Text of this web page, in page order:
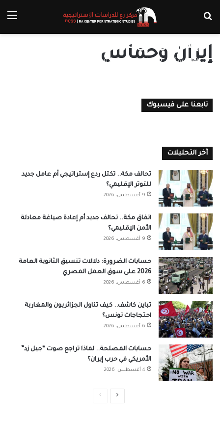
إيران وحماس
هل يتطور موقف إيران من حرب
إسرائيل على غزة؟
سارة أمين 0
تابعنا على فيسبوك
آخر التحليلات
تحالف مكة.. تكتل ردع إستراتيجي أم عامل جديد
للتوتر الإقليمي؟
9 أغسطس، 2026
اتفاق مكة.. تحالف جديد أم إعادة صياغة معادلة
الأمن الإقليمي؟
9 أغسطس، 2026
حسابات الضرورة: دلالات تنسيق الثانوية العامة
2026 على سوق العمل المصري
6 أغسطس، 2026
تباين كاشف.. كيف تناول الجزائريون والمغاربة
احتجاجات تونس؟
6 أغسطس، 2026
حسابات المصلحة.. لماذا تراجع صوت “جيل زد”
الأمريكي في حرب إيران؟
4 أغسطس، 2026
الصفحةالصفحة